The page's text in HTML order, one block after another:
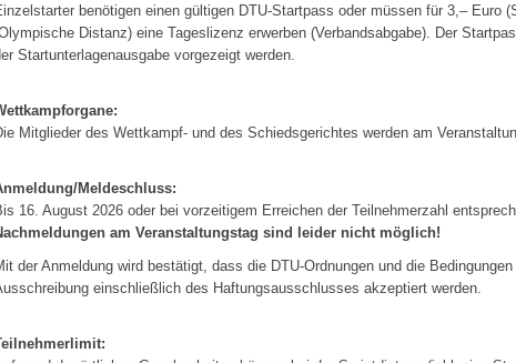
benötigen einen gültigen DTU-Startpass oder müssen für 3,– Euro
Distanz) eine Tageslizenz erwerben (Verbandsabgabe). Der
Startunterlagenausgabe vorgezeigt werden.
Mitglieder des Wettkampf- und des Schiedsgerichtes werden am
Meldeschluss:
16. August 2026 oder bei vorzeitigem Erreichen der Teilnehmerzahl
am Veranstaltungstag sind leider nicht möglich!
der Anmeldung wird bestätigt, dass die DTU-Ordnungen und die
einschließlich des Haftungsausschlusses akzeptiert werden.